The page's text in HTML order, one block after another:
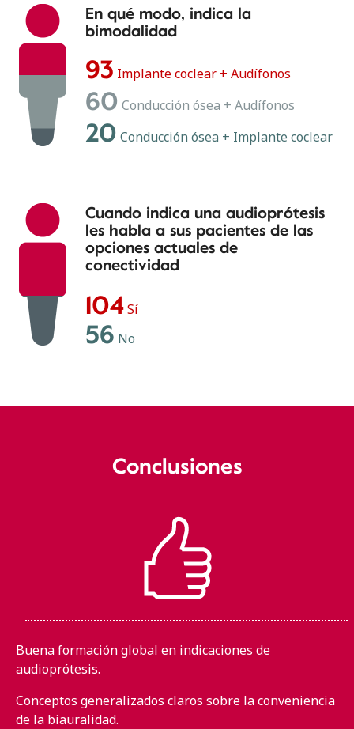
En qué modo, indica la
bimodalidad
93 Implante coclear + Audífonos
60 Conducción ósea + Audífonos
20 Conducción ósea + Implante coclear
Cuando indica una audioprótesis
les habla a sus pacientes de las
opciones actuales de
conectividad
104Sí
56 No
Conclusiones
Buena formación global en indicaciones de
audioprótesis.
Conceptos generalizados claros sobre la conveniencia
de la biauralidad.